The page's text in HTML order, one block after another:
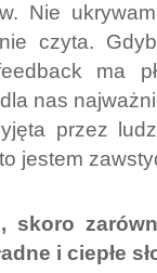
Nie
czyta.
ma
nas
przez
jestem
skoro
i ciepłe